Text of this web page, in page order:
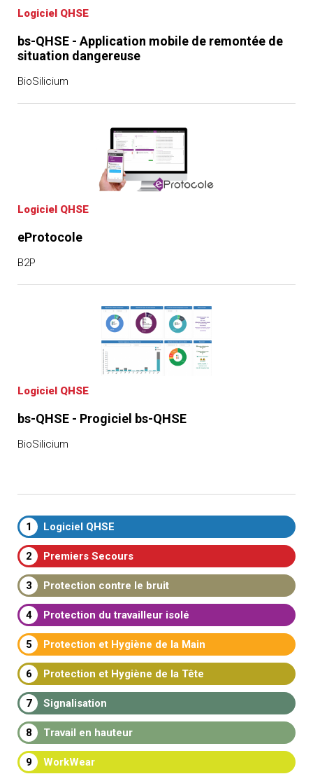
Logiciel QHSE
bs-QHSE - Application mobile de remontée de
situation dangereuse
BioSilicium
Logiciel QHSE
eProtocole
B2P
Logiciel QHSE
bs-QHSE - Progiciel bs-QHSE
BioSilicium
1 Logiciel QHSE
2 Premiers Secours
3 Protection contre le bruit
4 Protection du travailleur isolé
5 Protection et Hygiène de la Main
6 Protection et Hygiène de la Tête
7 Signalisation
8 Travail en hauteur
9 WorkWear